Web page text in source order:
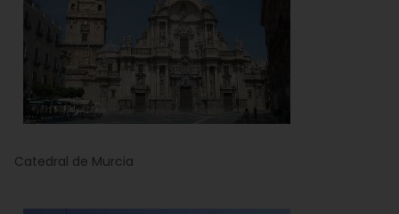
Catedral de Murcia